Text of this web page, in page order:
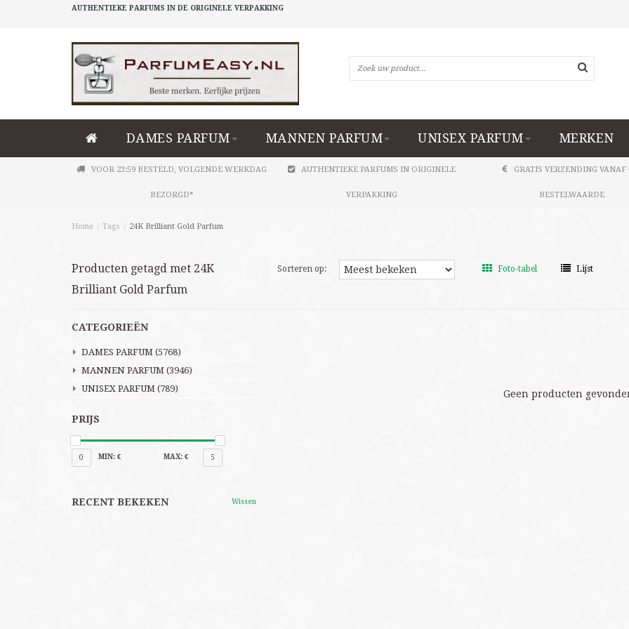
AUTHENTIEKE PARFUMS IN DE ORIGINELE VERPAKKING
DAMES PARFUM MANNEN PARFUM UNISEX PARFUM MERKEN
VOOR 23:59 BESTELD, VOLGENDE WERKDAG
BEZORGD*
AUTHENTIEKE PARFUMS IN ORIGINELE
VERPAKKING
GRATIS VERZENDING VANAF
BESTELWAARDE
Home / Tags / 24K Brilliant Gold Parfum
Producten getagd met 24K
Brilliant Gold Parfum
Sorteren op: Foto-tabel Lijst
CATEGORIEËN
DAMES PARFUM (5768)
MANNEN PARFUM (3946)
UNISEX PARFUM (789)
PRIJS
0 MIN: € MAX: € 5
RECENT BEKEKEN Wissen
Geen producten